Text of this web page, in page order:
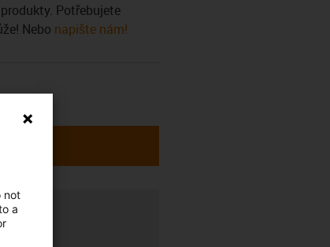
Potřebujete
Nebo napište nám!
not
a